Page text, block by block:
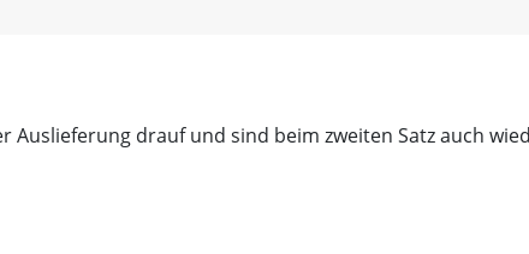
Auslieferung drauf und sind beim zweiten Satz auch